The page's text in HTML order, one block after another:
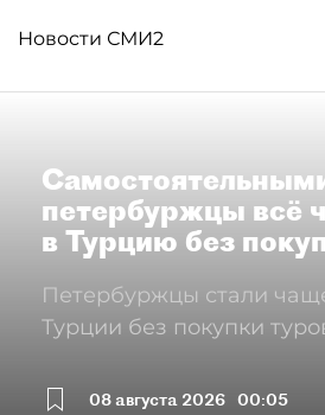
Новости СМИ2
петербуржцы всё
в Турцию без
Петербуржцы стали
Турции без покупки
08 августа 2026 00:05